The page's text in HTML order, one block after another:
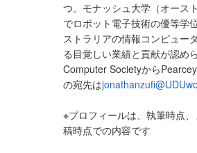
つ。モナッシュ大学（オース
でロボット電子技術の優等学
ストラリアの情報コンピュー
る目覚しい業績と貢献が認め
Computer Societyから
の宛先は
※プロフィールは、執筆時点
稿時点での内容です